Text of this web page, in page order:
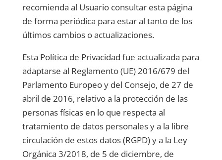
recomienda al Usuario consultar esta página
de forma periódica para estar al tanto de los
últimos cambios o actualizaciones.
Esta Política de Privacidad fue actualizada para
adaptarse al Reglamento (UE) 2016/679 del
Parlamento Europeo y del Consejo, de 27 de
abril de 2016, relativo a la protección de las
personas físicas en lo que respecta al
tratamiento de datos personales y a la libre
circulación de estos datos (RGPD) y a la Ley
Orgánica 3/2018, de 5 de diciembre, de